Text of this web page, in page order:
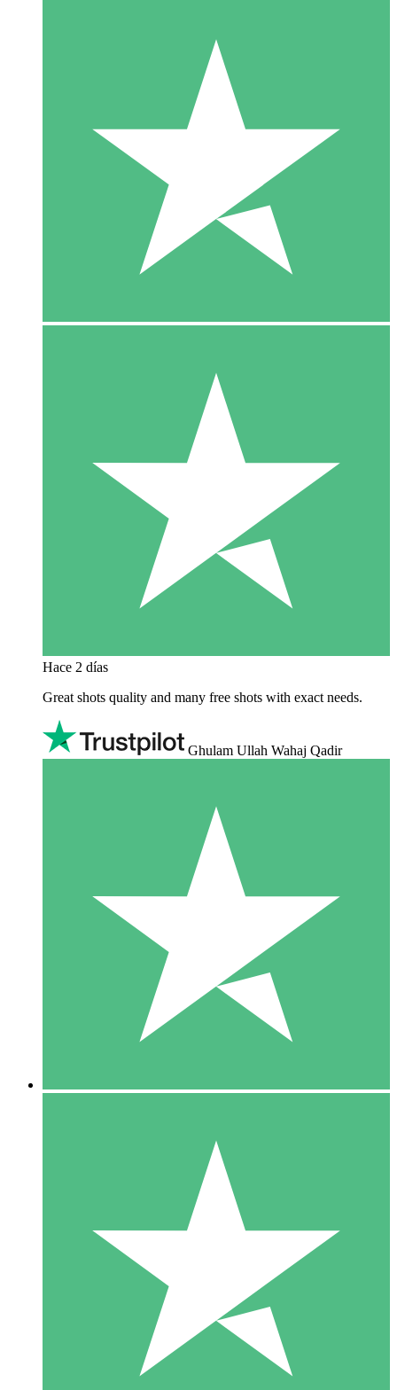
Hace 2 días
Great shots quality and many free shots with exact needs.
Ghulam Ullah Wahaj Qadir